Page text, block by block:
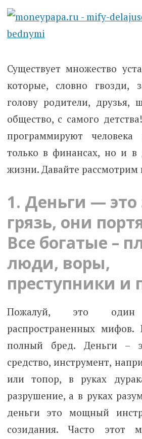
Существует множество
которые, словно гвозди,
голову родители, друзья,
общество, с самого
программируют
только в финансах, но и в
жизни. Давайте рассмотрим
1. Деньги — это
грязь, они
Все богатые –
люди, воры,
преступники и
Пожалуй, это
распространенных
полный бред. Деньги –
средство, инструмент,
или топор, в руках
разрушение, а в руках
деньги это мощный
созидания. Часто этот